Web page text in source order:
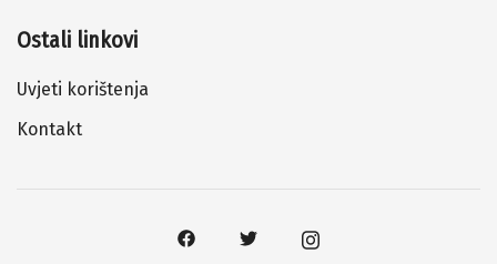
Ostali linkovi
Uvjeti korištenja
Kontakt